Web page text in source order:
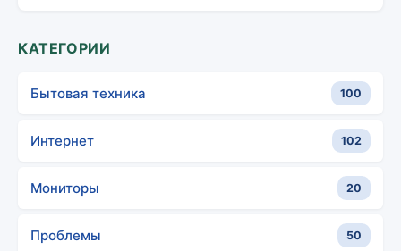
КАТЕГОРИИ
Бытовая техника 100
Интернет 102
Мониторы 20
Проблемы 50